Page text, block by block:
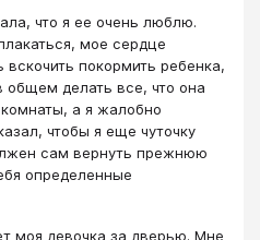
что я ее очень люблю.
мое сердце
покормить ребенка,
общем делать все, что она
а я жалобно
чтобы я еще чуточку
сам вернуть прежнюю
определенные
моя девочка за дверью. Мне